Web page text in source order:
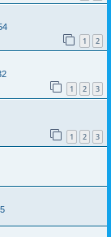
1 2
1 2 3
1 2 3